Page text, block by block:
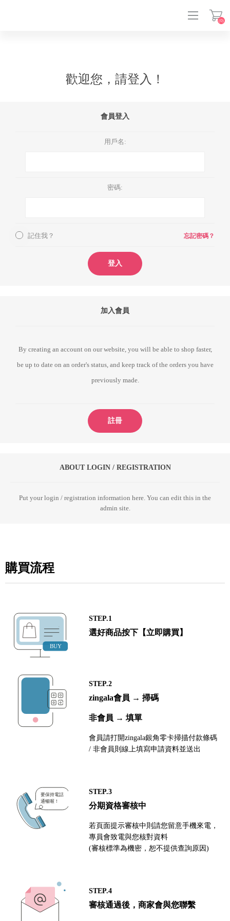
(0)
歡迎您，請登入！
會員登入
用戶名:
密碼:
記住我？ 忘記密碼？
登入
加入會員
By creating an account on our website, you will be able to shop faster,
be up to date on an order's status, and keep track of the orders you have
previously made.
註冊
ABOUT LOGIN / REGISTRATION
Put your login / registration information here. You can edit this in the
admin site.
購買流程
STEP.1
選好商品按下【立即購買】
STEP.2
zingala會員 → 掃碼
非會員 → 填單
會員請打開zingala銀角零卡掃描付款條碼
/ 非會員則線上填寫申請資料並送出
STEP.3
分期資格審核中
若頁面提示審核中則請您留意手機來電，
專員會致電與您核對資料
(審核標準為機密，恕不提供查詢原因)
STEP.4
審核通過後，商家會與您聯繫